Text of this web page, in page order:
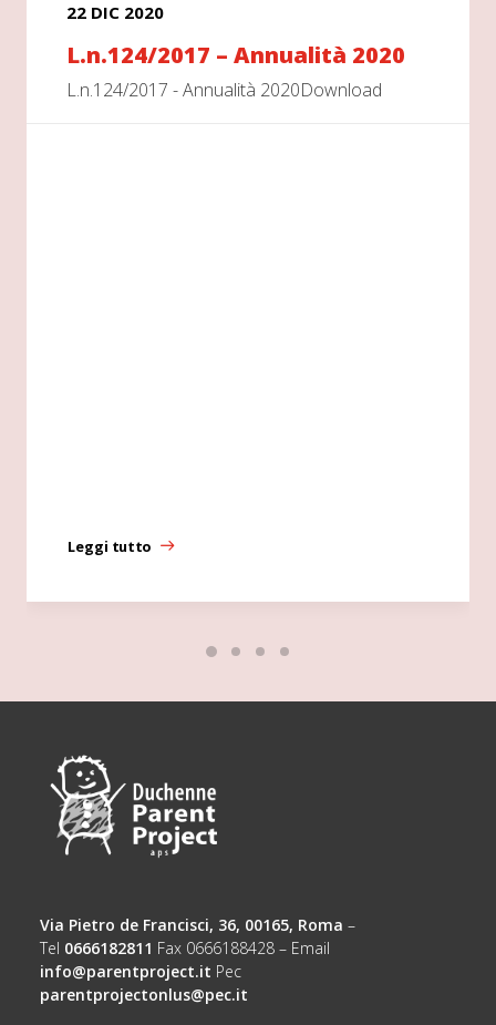
22 DIC 2020
L.n.124/2017 – Annualità 2020
L.n.124/2017 - Annualità 2020Download
Leggi tutto
Via Pietro de Francisci, 36, 00165, Roma –
Tel 0666182811 Fax 0666188428 – Email
info@parentproject.it Pec
parentprojectonlus@pec.it